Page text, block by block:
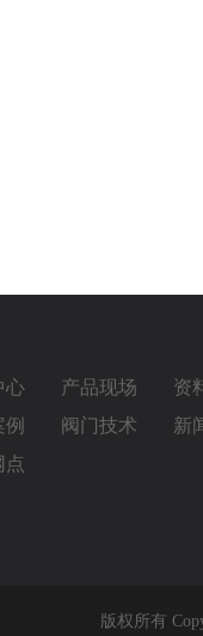
心 产品现场
资
阀门技术
新
点
版权所有